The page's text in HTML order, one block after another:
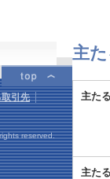
主
主た
主た
引先
reserved.